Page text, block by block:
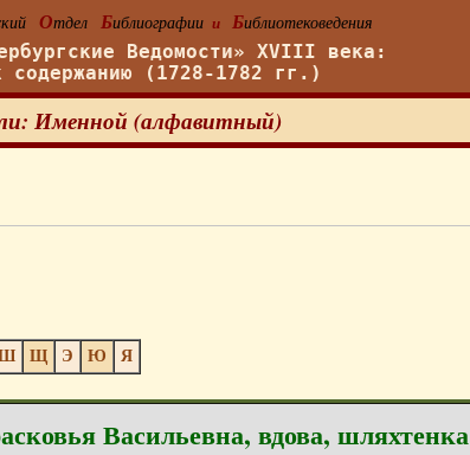
Отдел Библиографии и Библиотековедения
Ведомости» XVIII века:
содержанию (1728-1782 гг.)
Именной (алфавитный)
Щ Э Ю Я
Васильевна, вдова, шляхтенка